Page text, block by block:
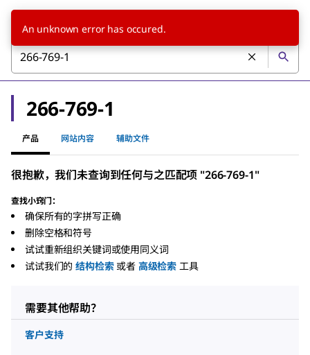
266-769-1
产品 网站内容 辅助文件
很抱歉，我们未查询到任何与之匹配项 "266-769-1"
查找小窍门：
确保所有的字拼写正确
删除空格和符号
试试重新组织关键词或使用同义词
试试我们的 结构检索 或者 高级检索 工具
需要其他帮助？
客户支持
An unknown error has occured.